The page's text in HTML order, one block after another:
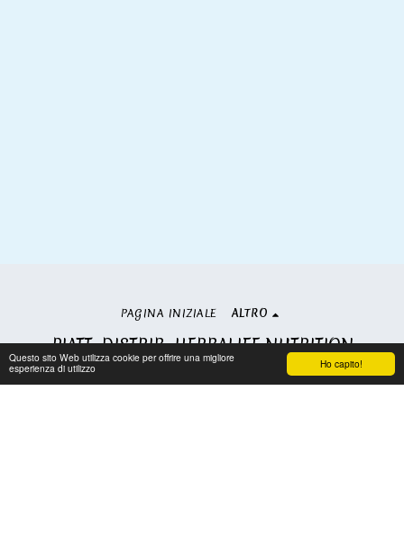
Ho capito!
Questo sito Web utilizza cookie per offrire una migliore
esperienza di utilizzo
PIATT. DISTRIB. HERBALIFE NUTRITION
Copyright © 2026 Tutti i diritti riservati
Condizioni|Privacy
PAGINA INIZIALE ALTRO